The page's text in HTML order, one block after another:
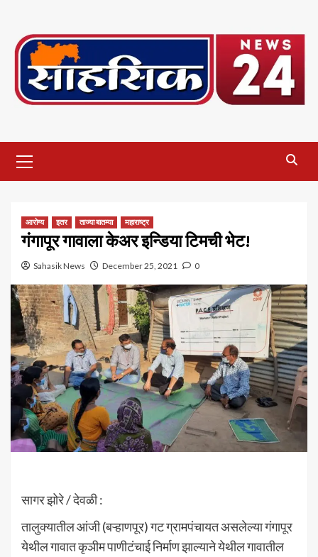
content
Menu
आरोग्य इतर ताज्या बातम्या महाराष्ट्र
गंगापूर गावाला केअर इन्डिया टिमची भेट!
Sahasik News December 25, 2021 0
सागर झोरे / देवळी :
तालुक्यातील आंजी (बऱ्हाणपूर) गट ग्रामपंचायत असलेल्या गंगापूर
येथील गावात कृञीम पाणीटंचाई निर्माण झाल्याने येथील गावातील